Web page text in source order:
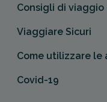
Consigli di viaggio
Viaggiare Sicuri
Come utilizzare le
Covid-19